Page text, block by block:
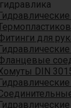
для
DIN